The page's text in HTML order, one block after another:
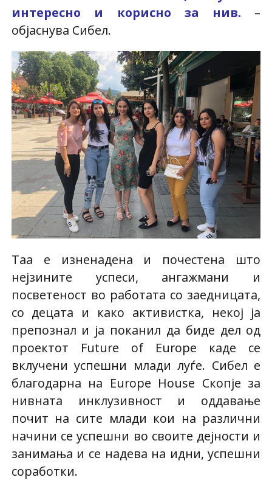
интересно и корисно за нив. –
објаснува Сибел.
Таа е изненадена и почестена што
нејзините успеси, ангажмани и
посветеност во работата со заедницата,
со децата и како активистка, некој ја
препознал и ја поканил да биде дел од
проектот Future of Europe каде се
вклучени успешни млади луѓе. Сибел е
благодарна на Europe House Скопје за
нивната инклузивност и оддавање
почит на сите млади кои на различни
начини се успешни во своите дејности и
занимања и се надева на идни, успешни
соработки.